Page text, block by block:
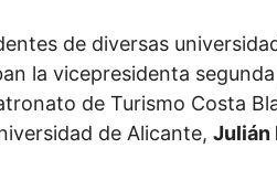
de diversas
la vicepresidenta
de Turismo Costa
de Alicante, Julián